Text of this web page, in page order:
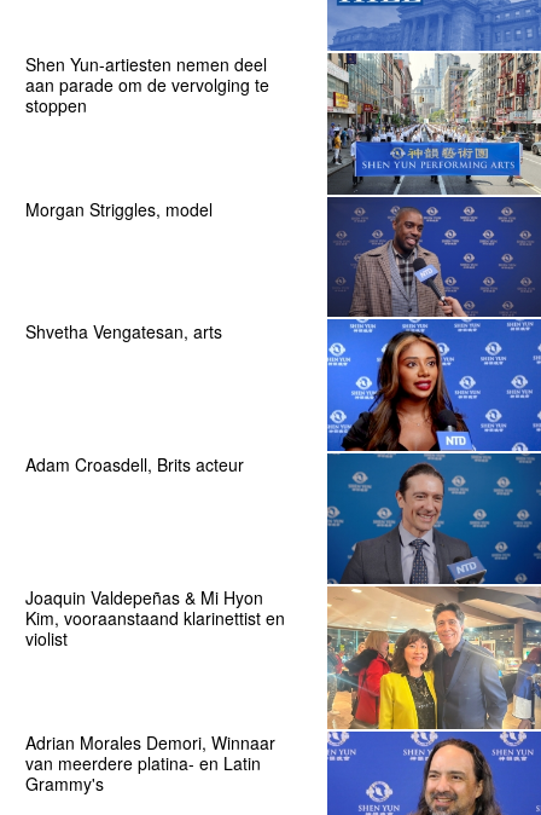
Shen Yun-artiesten nemen deel
aan parade om de vervolging te
stoppen
Morgan Striggles, model
Shvetha Vengatesan, arts
Adam Croasdell, Brits acteur
Joaquin Valdepeñas & Mi Hyon
Kim, vooraanstaand klarinettist en
violist
Adrian Morales Demori, Winnaar
van meerdere platina- en Latin
Grammy's